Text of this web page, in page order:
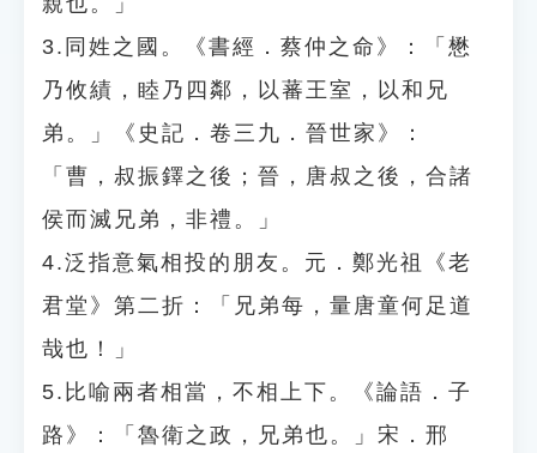
3.同姓之國。《書經．蔡仲之命》：「懋
乃攸績，睦乃四鄰，以蕃王室，以和兄
弟。」《史記．卷三九．晉世家》：
「曹，叔振鐸之後；晉，唐叔之後，合諸
侯而滅兄弟，非禮。」
4.泛指意氣相投的朋友。元．鄭光祖《老
君堂》第二折：「兄弟每，量唐童何足道
哉也！」
5.比喻兩者相當，不相上下。《論語．子
路》：「魯衛之政，兄弟也。」宋．邢